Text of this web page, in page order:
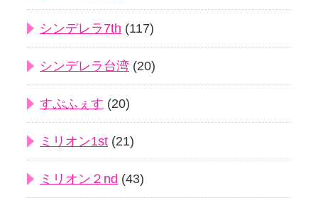
シンデレラ7th (117)
シンデレラ台湾 (20)
すぷふぇす (20)
ミリオン1st (21)
ミリオン２nd (43)